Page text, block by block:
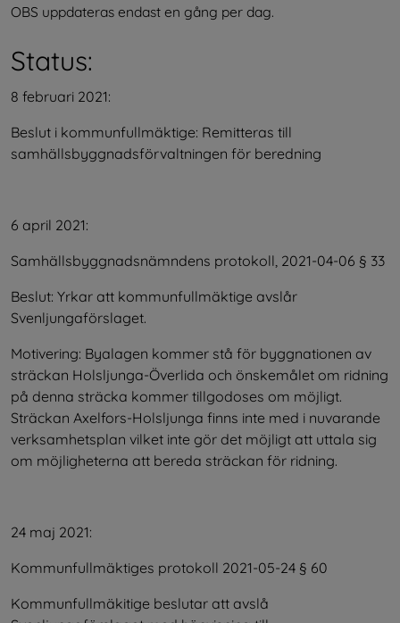
OBS uppdateras endast en gång per dag.
Status:
8 februari 2021:
Beslut i kommunfullmäktige: Remitteras till
samhällsbyggnadsförvaltningen för beredning
6 april 2021:
Samhällsbyggnadsnämndens protokoll, 2021-04-06 § 33
Beslut: Yrkar att kommunfullmäktige avslår
Svenljungaförslaget.
Motivering: Byalagen kommer stå för byggnationen av
sträckan Holsljunga-Överlida och önskemålet om ridning
på denna sträcka kommer tillgodoses om möjligt.
Sträckan Axelfors-Holsljunga finns inte med i nuvarande
verksamhetsplan vilket inte gör det möjligt att uttala sig
om möjligheterna att bereda sträckan för ridning.
24 maj 2021:
Kommunfullmäktiges protokoll 2021-05-24 § 60
Kommunfullmäkitige beslutar att avslå